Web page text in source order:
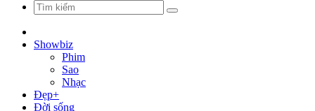
Showbiz
Phim
Sao
Nhạc
Đẹp+
Đời sống